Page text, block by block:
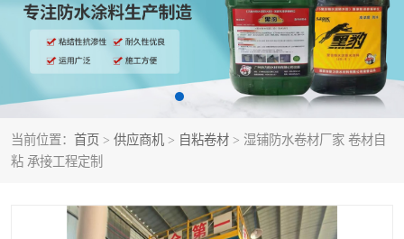
当前位置： 首页 > 供应商机 > 自粘卷材 > 湿铺防水卷材厂家 卷材自
粘 承接工程定制
黑豹防水胶 建筑108胶水
乳化沥青防水涂料 自粘卷材
非固化橡胶防水涂料